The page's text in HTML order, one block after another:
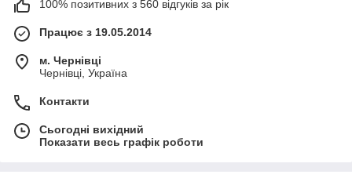
100% позитивних з 560 відгуків за рік
Працює з 19.05.2014
м. Чернівці
Чернівці, Україна
Контакти
Сьогодні вихідний
Показати весь графік роботи